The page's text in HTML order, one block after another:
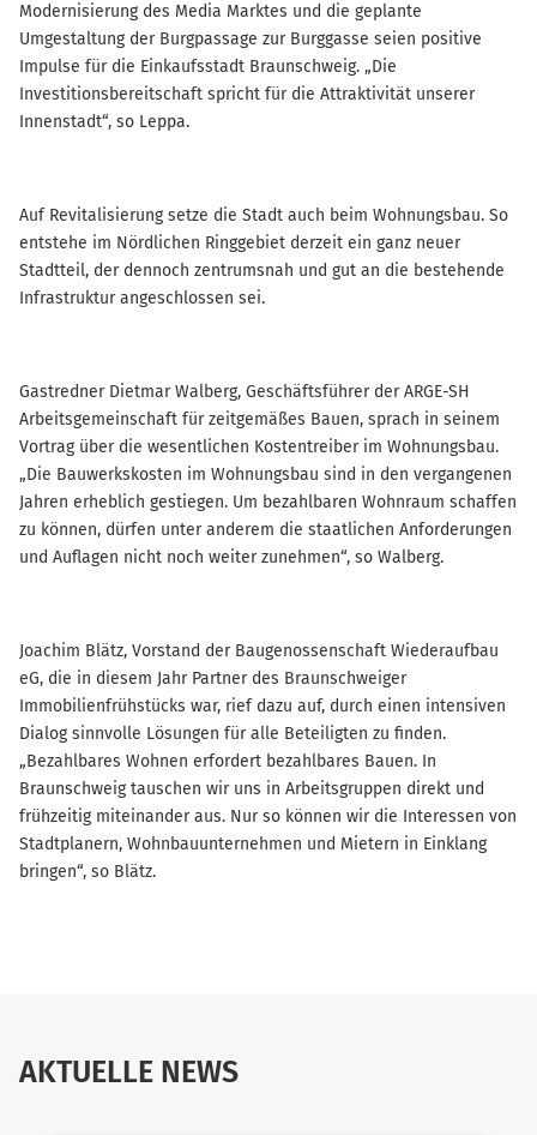
Modernisierung des Media Marktes und die geplante
Umgestaltung der Burgpassage zur Burggasse seien positive
Impulse für die Einkaufsstadt Braunschweig. „Die
Investitionsbereitschaft spricht für die Attraktivität unserer
Innenstadt“, so Leppa.
Auf Revitalisierung setze die Stadt auch beim Wohnungsbau. So
entstehe im Nördlichen Ringgebiet derzeit ein ganz neuer
Stadtteil, der dennoch zentrumsnah und gut an die bestehende
Infrastruktur angeschlossen sei.
Gastredner Dietmar Walberg, Geschäftsführer der ARGE-SH
Arbeitsgemeinschaft für zeitgemäßes Bauen, sprach in seinem
Vortrag über die wesentlichen Kostentreiber im Wohnungsbau.
„Die Bauwerkskosten im Wohnungsbau sind in den vergangenen
Jahren erheblich gestiegen. Um bezahlbaren Wohnraum schaffen
zu können, dürfen unter anderem die staatlichen Anforderungen
und Auflagen nicht noch weiter zunehmen“, so Walberg.
Joachim Blätz, Vorstand der Baugenossenschaft Wiederaufbau
eG, die in diesem Jahr Partner des Braunschweiger
Immobilienfrühstücks war, rief dazu auf, durch einen intensiven
Dialog sinnvolle Lösungen für alle Beteiligten zu finden.
„Bezahlbares Wohnen erfordert bezahlbares Bauen. In
Braunschweig tauschen wir uns in Arbeitsgruppen direkt und
frühzeitig miteinander aus. Nur so können wir die Interessen von
Stadtplanern, Wohnbauunternehmen und Mietern in Einklang
bringen“, so Blätz.
AKTUELLE NEWS